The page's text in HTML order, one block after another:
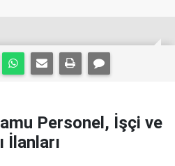
Personel, İşçi ve
İlanları